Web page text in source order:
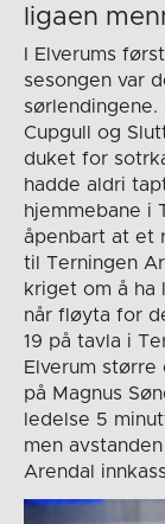
ligaen
I Elverums
sesongen var
Cupgull og
duket for
hadde aldri
hjemmebane i
åpenbart at et
til Terningen
kriget om å ha
når fløyta for
19 på tavla i
Elverum større
på Magnus
ledelse 5
men
Arendal